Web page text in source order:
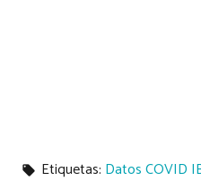
local_offer Etiquetas: Datos COVID